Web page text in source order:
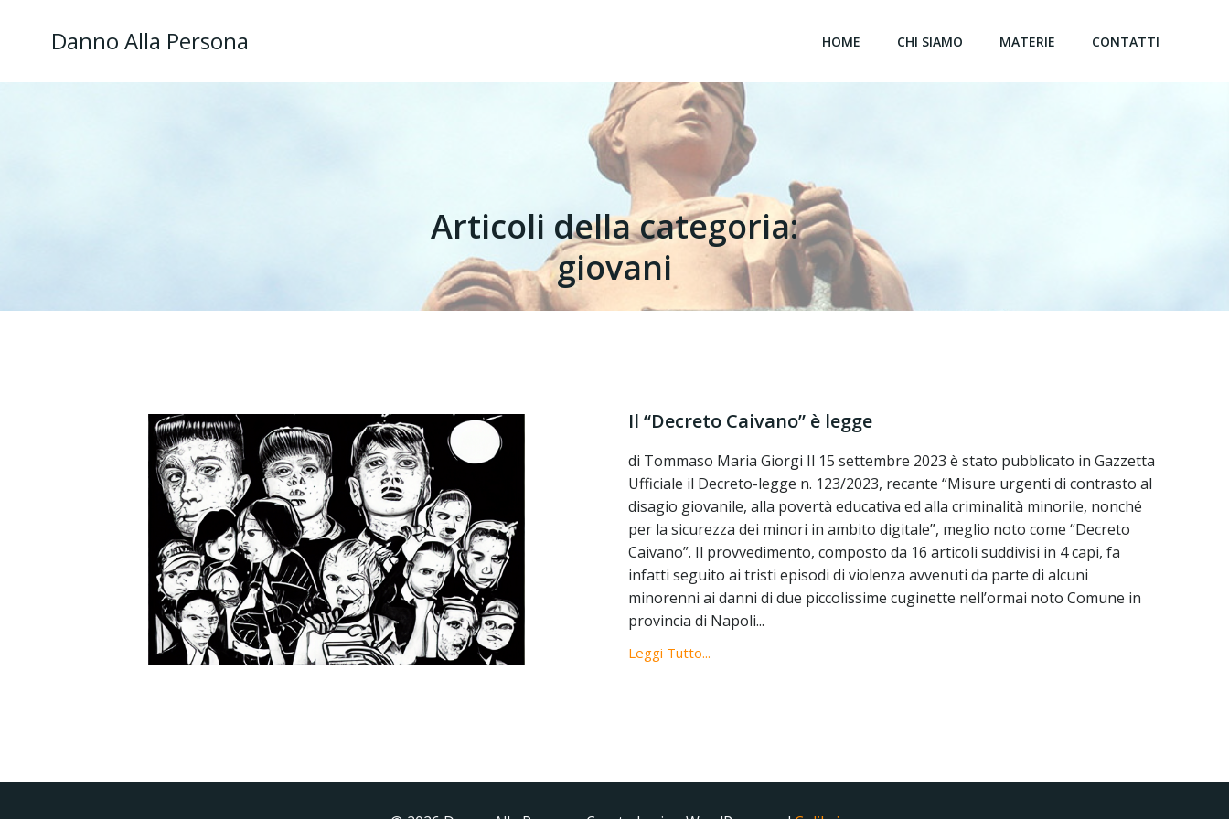
Danno Alla Persona HOME CHI SIAMO MATERIE CONTATTI
Articoli della categoria:
giovani
Il “Decreto Caivano” è legge
di Tommaso Maria Giorgi Il 15 settembre 2023 è stato pubblicato in Gazzetta
Ufficiale il Decreto-legge n. 123/2023, recante “Misure urgenti di contrasto al
disagio giovanile, alla povertà educativa ed alla criminalità minorile, nonché
per la sicurezza dei minori in ambito digitale”, meglio noto come “Decreto
Caivano”. Il provvedimento, composto da 16 articoli suddivisi in 4 capi, fa
infatti seguito ai tristi episodi di violenza avvenuti da parte di alcuni
minorenni ai danni di due piccolissime cuginette nell’ormai noto Comune in
provincia di Napoli...
Leggi Tutto...